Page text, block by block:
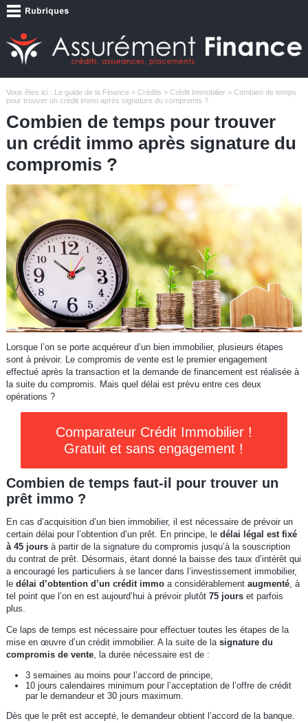
Vous êtes ici : Le guide de la Finance> Crédits > Crédit Immobilier> Combien de temps
pour trouver un crédit immo après signature du compromis ?
Combien de temps pour trouver
un crédit immo après signature du
compromis ?
Lorsque l’on se porte acquéreur d’un bien immobilier, plusieurs étapes
sont à prévoir. Le compromis de vente est le premier engagement
effectué après la transaction et la demande de financement est réalisée à
la suite du compromis. Mais quel délai est prévu entre ces deux
opérations ?
Comparateur Crédit Immobilier !
Gratuit et sans engagement !
Combien de temps faut-il pour trouver un
prêt immo ?
En cas d’acquisition d’un bien immobilier, il est nécessaire de prévoir un
certain délai pour l’obtention d’un prêt. En principe, le délai légal est fixé
à 45 joursà partir de la signature du compromis jusqu’à la souscription
du contrat de prêt. Désormais, étant donné la baisse des taux d’intérêt qui
a encouragé les particuliers à se lancer dans l’investissement immobilier,
le délai d’obtention d’un crédit immoa considérablement augmenté, à
tel point que l’on en est aujourd’hui à prévoir plutôt 75 jourset parfois
plus.
Ce laps de temps est nécessaire pour effectuer toutes les étapes de la
mise en œuvre d’un crédit immobilier. A la suite de la signature du
compromis de vente, la durée nécessaire est de :
3 semaines au moins pour l’accord de principe,
10 jours calendaires minimum pour l’acceptation de l’offre de crédit
par le demandeur et 30 jours maximum.
Dès que le prêt est accepté, le demandeur obtient l’accord de la banque.